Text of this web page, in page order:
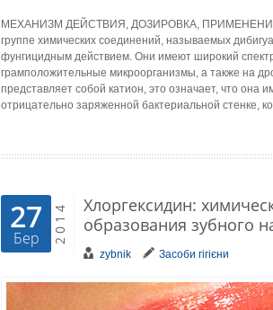
МЕХАНИЗМ ДЕЙСТВИЯ, ДОЗИРОВКА, ПРИМЕНЕНИЕ
группе химических соединений, называемых
фунгицидным действием. Они имеют широкий
грамположительные микроорганизмы, а также на
представляет собой кати­он, это означает, что она
отрицательно заряженной бактериальной стенке,
27
Бер 2014
Хлоргексидин:
образования зубного
zybnik Засоби гігієни